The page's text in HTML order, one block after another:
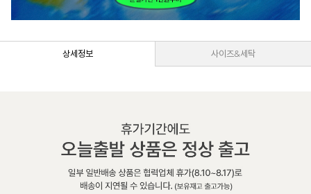
상세정보 사이즈&세탁